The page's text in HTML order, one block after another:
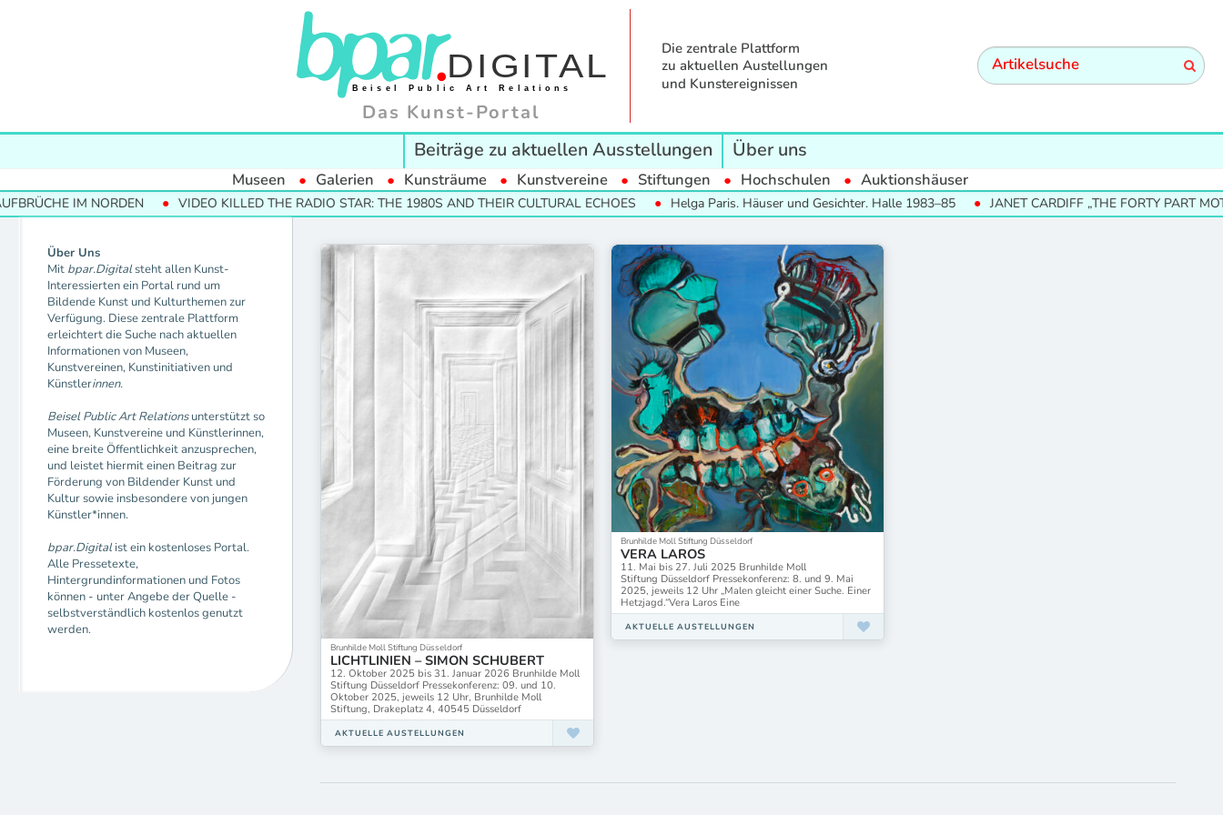
Das Kunst-Portal
Die zentrale Plattform
zu aktuellen Austellungen
und Kunstereignissen
Beiträge zu aktuellen Ausstellungen Über uns
Museen Galerien Kunsträume Kunstvereine Stiftungen Hochschulen Auktionshäuser
IM NORDEN VIDEO KILLED THE RADIO STAR: THE 1980S AND THEIR CULTURAL ECHOES Helga Paris. Häuser und Gesichter. Halle 1983–85 JANET CARDIFF „THE FORTY PART MOTET“
Über Uns
Mit bpar.Digitalsteht allen Kunst-
Interessierten ein Portal rund um
Bildende Kunst und Kulturthemen zur
Verfügung. Diese zentrale Plattform
erleichtert die Suche nach aktuellen
Informationen von Museen,
Kunstvereinen, Kunstinitiativen und
Künstlerinnen.
Beisel Public Art Relationsunterstützt so
Museen, Kunstvereine und Künstlerinnen,
eine breite Öffentlichkeit anzusprechen,
und leistet hiermit einen Beitrag zur
Förderung von Bildender Kunst und
Kultur sowie insbesondere von jungen
Künstler*innen.
bpar.Digitalist ein kostenloses Portal.
Alle Pressetexte,
Hintergrundinformationen und Fotos
können - unter Angebe der Quelle -
selbstverständlich kostenlos genutzt
werden.
Brunhilde Moll Stiftung Düsseldorf
LICHTLINIEN – SIMON SCHUBERT
12. Oktober 2025 bis 31. Januar 2026 Brunhilde Moll
Stiftung Düsseldorf Pressekonferenz: 09. und 10.
Oktober 2025, jeweils 12 Uhr, Brunhilde Moll
Stiftung, Drakeplatz 4, 40545 Düsseldorf
AKTUELLE AUSTELLUNGEN
Brunhilde Moll Stiftung Düsseldorf
VERA LAROS
11. Mai bis 27. Juli 2025 Brunhilde Moll
Stiftung Düsseldorf Pressekonferenz: 8. und 9. Mai
2025, jeweils 12 Uhr „Malen gleicht einer Suche. Einer
Hetzjagd.“Vera Laros Eine
AKTUELLE AUSTELLUNGEN